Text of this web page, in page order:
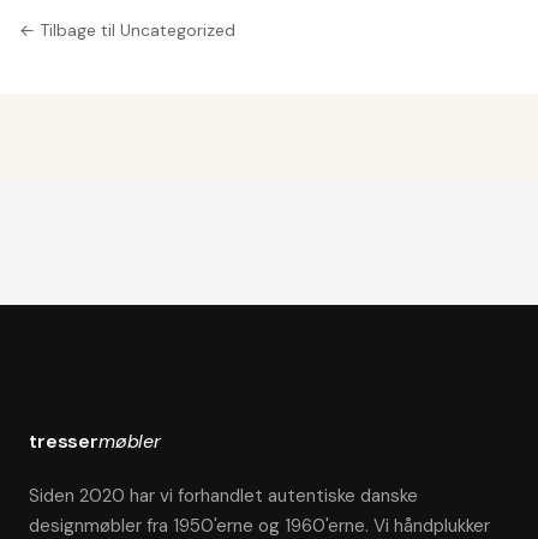
← Tilbage til Uncategorized
tressermøbler
Siden 2020 har vi forhandlet autentiske danske
designmøbler fra 1950'erne og 1960'erne. Vi håndplukker